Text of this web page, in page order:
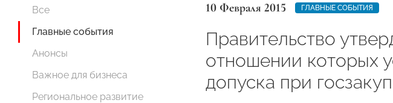
Все
Главные события
Анонсы
Важное для бизнеса
Региональное развитие
10 Февраля 2015 ГЛАВНЫЕ СОБЫТИЯ
Правительство
отношении которых
допуска при